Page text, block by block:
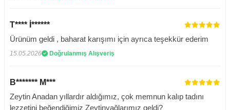
T**** İ******
Ürünüm geldi , baharat karışımı için ayrıca teşekkür ederim
15.05.2026 Doğrulanmış Alışveriş
B******* M***
Zeytin Anadan yıllardır aldığımız, çok memnun kalıp tadını
lezzetini beğendiğimiz Zeytinyağlarımız geldi?